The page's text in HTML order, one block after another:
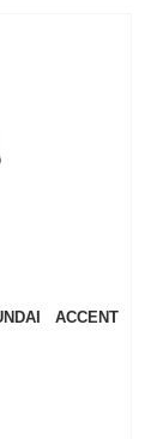
ACCENT